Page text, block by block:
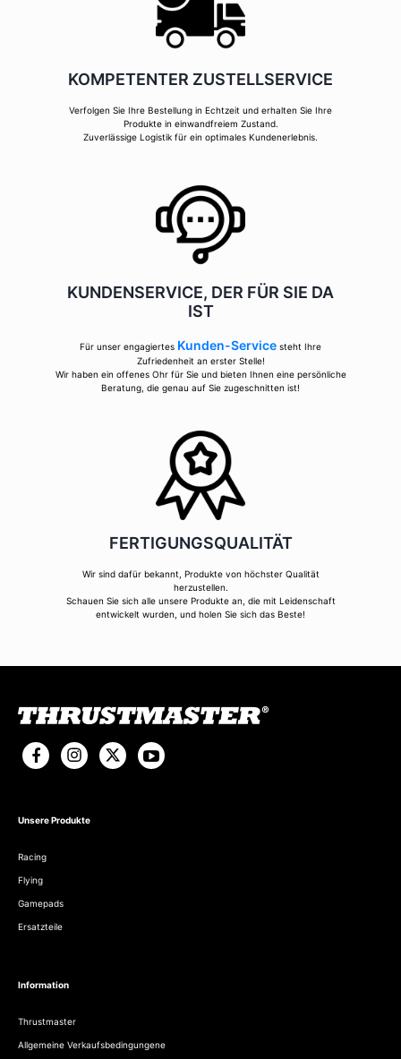
KOMPETENTER ZUSTELLSERVICE
Verfolgen Sie Ihre Bestellung in Echtzeit und erhalten Sie Ihre
Produkte in einwandfreiem Zustand.
Zuverlässige Logistik für ein optimales Kundenerlebnis.
KUNDENSERVICE, DER FÜR SIE DA
IST
Für unser engagiertes Kunden-Service steht Ihre
Zufriedenheit an erster Stelle!
Wir haben ein offenes Ohr für Sie und bieten Ihnen eine persönliche
Beratung, die genau auf Sie zugeschnitten ist!
FERTIGUNGSQUALITÄT
Wir sind dafür bekannt, Produkte von höchster Qualität
herzustellen.
Schauen Sie sich alle unsere Produkte an, die mit Leidenschaft
entwickelt wurden, und holen Sie sich das Beste!
Unsere Produkte
Racing
Flying
Gamepads
Ersatzteile
Information
Thrustmaster
Allgemeine Verkaufsbedingungene